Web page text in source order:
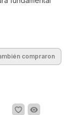
compraron